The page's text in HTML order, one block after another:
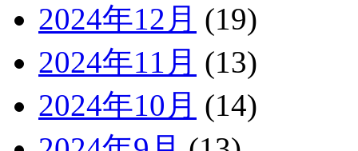
2024年12月 (19)
2024年11月 (13)
2024年10月 (14)